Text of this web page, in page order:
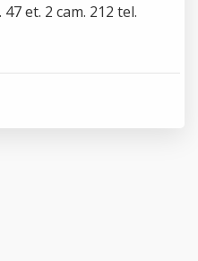
et. 2 cam. 212 tel.